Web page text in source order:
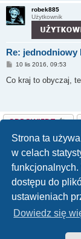
Strona ta
w celach
dostępu do
ustawieniach
Dowiedz się
robek885
Użytkownik
Re: jednodniowy
P
s
10 lis 2016, 09:53
Co kraj to obyczaj,
ODPOWIEDZ
Forum Bike Łódź - Forum Rowerowe Łódź - Forum Szosowe - Forum MTB
Linki partnerskie: strony